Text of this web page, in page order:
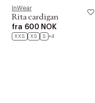
InWear
Rita cardigan
fra 600 NOK
XXS XS S +4